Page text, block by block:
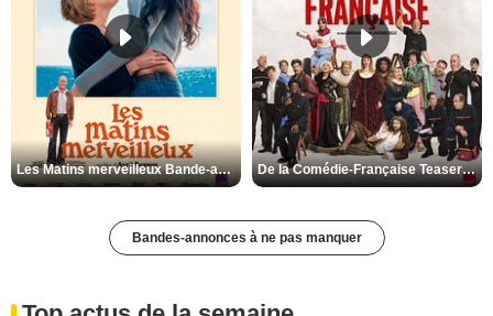
Les Matins merveilleux Bande-annonce VF De la Comédie-Française Teaser VF
Bandes-annonces à ne pas manquer